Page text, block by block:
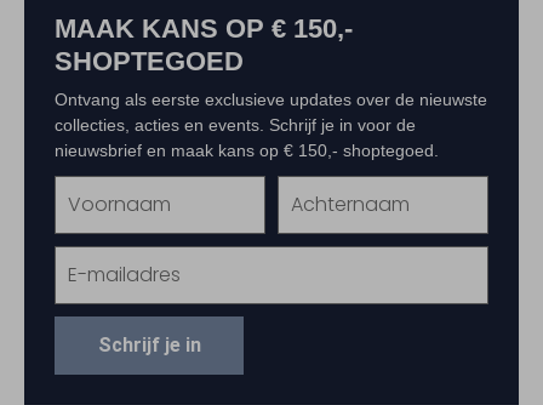
MAAK KANS OP € 150,-
SHOPTEGOED
Ontvang als eerste exclusieve updates over de nieuwste
collecties, acties en events. Schrijf je in voor de
nieuwsbrief en maak kans op € 150,- shoptegoed.
Schrijf je in